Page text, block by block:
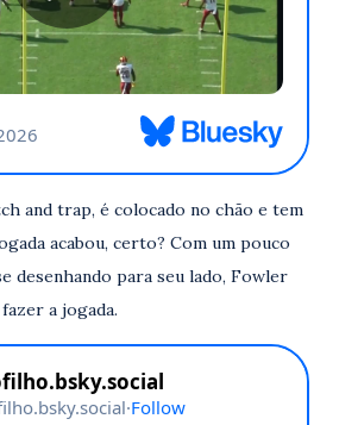
and trap, é colocado no chão e tem
acabou, certo? Com um pouco
desenhando para seu lado, Fowler
a jogada.